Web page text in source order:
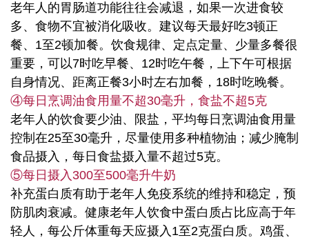
老年人的胃肠道功能往往会减退，如果一次进食较
多、食物不宜被消化吸收。建议每天最好吃3顿正
餐、1至2顿加餐。饮食规律、定点定量、少量多餐很
重要，可以7时吃早餐、12时吃午餐，上下午可根据
自身情况、距离正餐3小时左右加餐，18时吃晚餐。
④每日烹调油食用量不超30毫升，食盐不超5克
老年人的饮食要少油、限盐，平均每日烹调油食用量
控制在25至30毫升，尽量使用多种植物油；减少腌制
食品摄入，每日食盐摄入量不超过5克。
⑤每日摄入300至500毫升牛奶
补充蛋白质有助于老年人免疫系统的维持和稳定，预
防肌肉衰减。健康老年人饮食中蛋白质占比应高于年
轻人，每公斤体重每天应摄入1至2克蛋白质。鸡蛋、